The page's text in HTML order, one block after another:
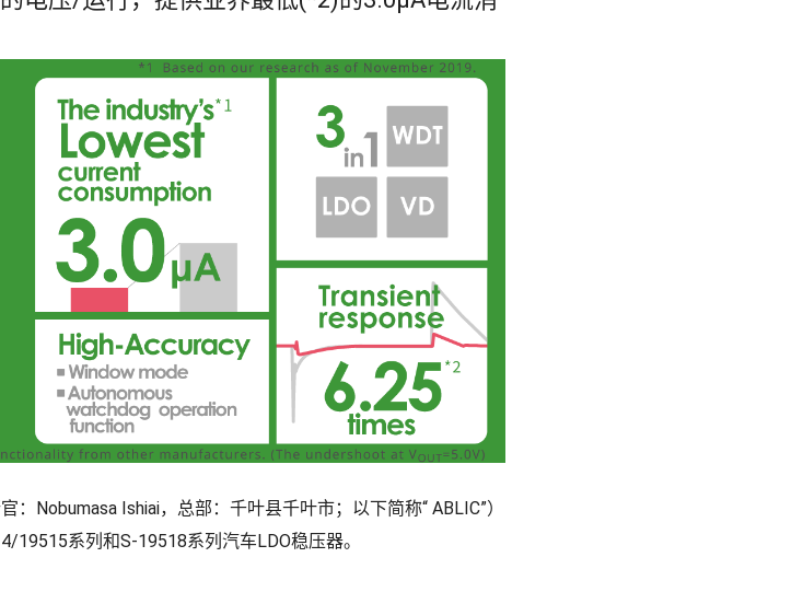
Nobumasa Ishiai，总部：千叶县千叶市；以下简称“ ABLIC”）
系列和S-19518系列汽车LDO稳压器。